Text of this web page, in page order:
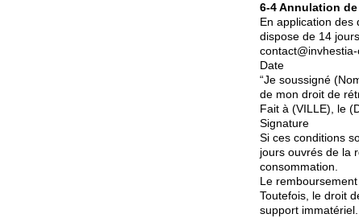
6-4 Annulation
En application des
dispose de 14
Date
“Je soussigné
de mon droit de
Fait à (VILLE), le
Signature
Si ces conditions
jours ouvrés de la
consommation.
Le
Toutefois, le droit
support